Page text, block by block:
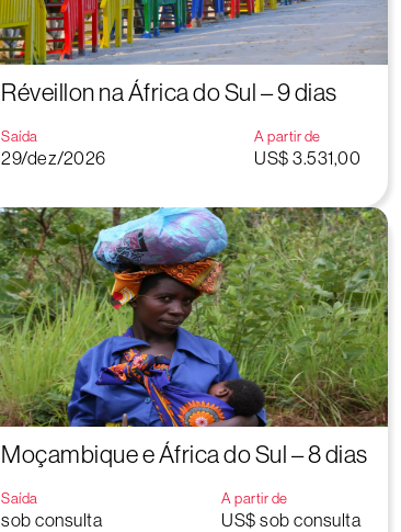
Réveillon na África do Sul – 9 dias
Saída
29/dez/2026
A partir de
US$ 3.531,00
Moçambique e África do Sul – 8 dias
Saída
sob consulta
A partir de
US$ sob consulta